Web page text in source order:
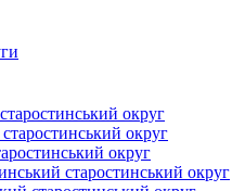
округ
округ
округ
старостинський округ